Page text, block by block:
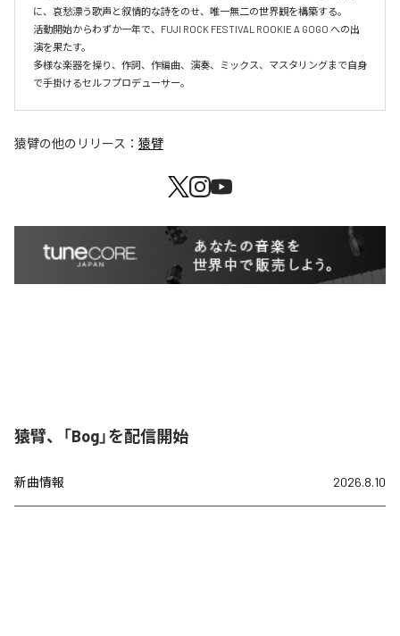
に、哀愁漂う歌声と叙情的な詩をのせ、唯一無二の世界観を構築する。
活動開始からわずか一年で、FUJI ROCK FESTIVAL ROOKIE A GOGO への出
演を果たす。
多様な楽器を操り、作詞、作編曲、演奏、ミックス、マスタリングまで自身
で手掛けるセルフプロデューサー。
猿臂の他のリリース： 猿臂
猿臂、「Bog」を配信開始
新曲情報 2026.8.10